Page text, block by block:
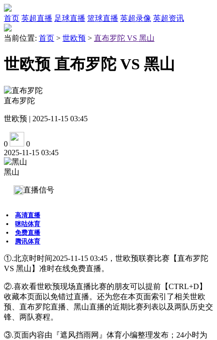
首页 英超直播 足球直播 篮球直播 英超录像 英超资讯
当前位置: 首页 > 世欧预 > 直布罗陀 VS 黑山
世欧预 直布罗陀 VS 黑山
直布罗陀
世欧预 | 2025-11-15 03:45
0
0
2025-11-15 03:45
黑山
直播信号
高清直播
咪咕体育
免费直播
腾讯体育
①.北京时时间2025-11-15 03:45，世欧预联赛比赛【直布罗陀
VS 黑山】准时在线免费直播。
②.喜欢看世欧预现场直播比赛的朋友可以提前【CTRL+D】
收藏本页面以免错过直播。还为您在本页面索引了相关世欧
预、直布罗陀直播、黑山直播的近期比赛列表以及两队历史交
锋、两队赛程。
③.页面内容由『遮风挡雨网』体育小编整理发布；24小时为